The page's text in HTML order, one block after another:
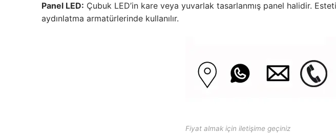
Panel LED: Çubuk LED’in kare veya yuvarlak tasarlanmış panel halidir.
aydınlatma armatürlerinde kullanılır.
Fiyat almak için iletişime geçiniz